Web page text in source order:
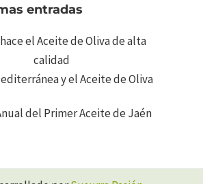
entradas
el Aceite de Oliva de alta
calidad
y el Aceite de Oliva
del Primer Aceite de Jaén